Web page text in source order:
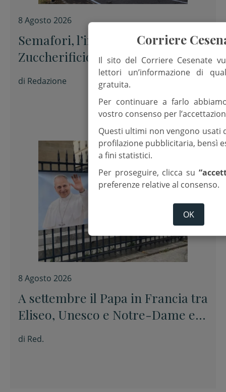
8 Agosto 2026
Semafori, l’incrocio di via
Zuccherificio è quello con più
sanzioni per il passaggio con il
di Redazione
8 Agosto 2026
A settembre il Papa in Francia tra
Eliseo, Unesco e Notre-Dame e
poi a Lourdes
di Red.
Corriere
Il sito del Corriere Cesenate
lettori un’informazione di
gratuita.
Per continuare a farlo
vostro consenso per
Questi ultimi non vengono usati
profilazione pubblicitaria, bensì
a fini statistici.
Per proseguire, clicca su
preferenze relative al consenso.
OK